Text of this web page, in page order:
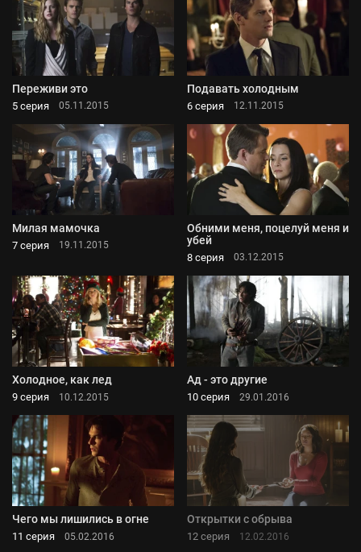
Переживи это
5 серия 05.11.2015
Подавать холодным
6 серия 12.11.2015
Милая мамочка
7 серия 19.11.2015
Обними меня, поцелуй меня и
убей
8 серия 03.12.2015
Холодное, как лед
9 серия 10.12.2015
Ад - это другие
10 серия 29.01.2016
Чего мы лишились в огне
11 серия 05.02.2016
Открытки с обрыва
12 серия 12.02.2016